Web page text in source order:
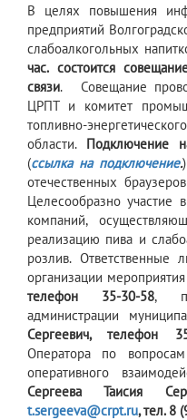
В целях повышения
предприятий
слабоалкогольных
час. состоится
связи. Совещание
ЦРПТ и комитет
топливно-
области. Подключение
(ссылка на подключение.
отечественных
Целесообразно участие
компаний,
реализацию пива и
розлив. Ответственные
организации мероприятия
телефон 35-30-58,
администрации
Сергеевич, телефон
Оператора по
оперативного
Сергеева Таисия
t.sergeeva@crpt.ru, тел. 8